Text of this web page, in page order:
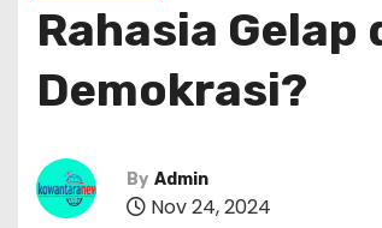
Rahasia
Demokrasi?
By Admin
Nov 24, 2024